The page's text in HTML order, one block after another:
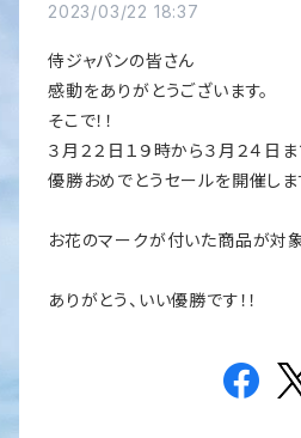
2023/03/22 18:37
侍ジャパンの皆さん
感動をありがとうございます。
そこで！！
３月２２日１９時から３月２４日
優勝おめでとうセールを開催しま
お花のマークが付いた商品が対象
ありがとう、いい優勝です！！